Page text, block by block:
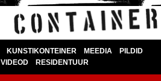
KUNSTIKONTEINER MEEDIA
PILDID
VIDEOD
RESIDENTUUR